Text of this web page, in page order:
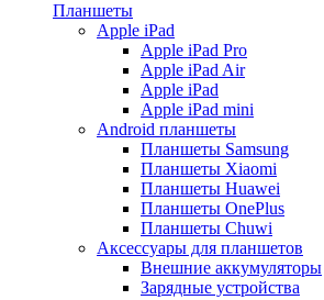
Планшеты
Apple iPad
Apple iPad Pro
Apple iPad Air
Apple iPad
Apple iPad mini
Android планшеты
Планшеты Samsung
Планшеты Xiaomi
Планшеты Huawei
Планшеты OnePlus
Планшеты Chuwi
Аксессуары для планшетов
Внешние аккумуляторы
Зарядные устройства